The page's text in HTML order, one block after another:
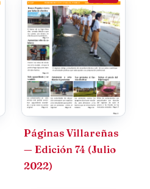
Páginas Villareñas
— Edición 74 (Julio
2022)